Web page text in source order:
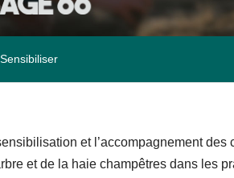
Sensibiliser
et l’accompagnement
et de la haie champêtres dans les